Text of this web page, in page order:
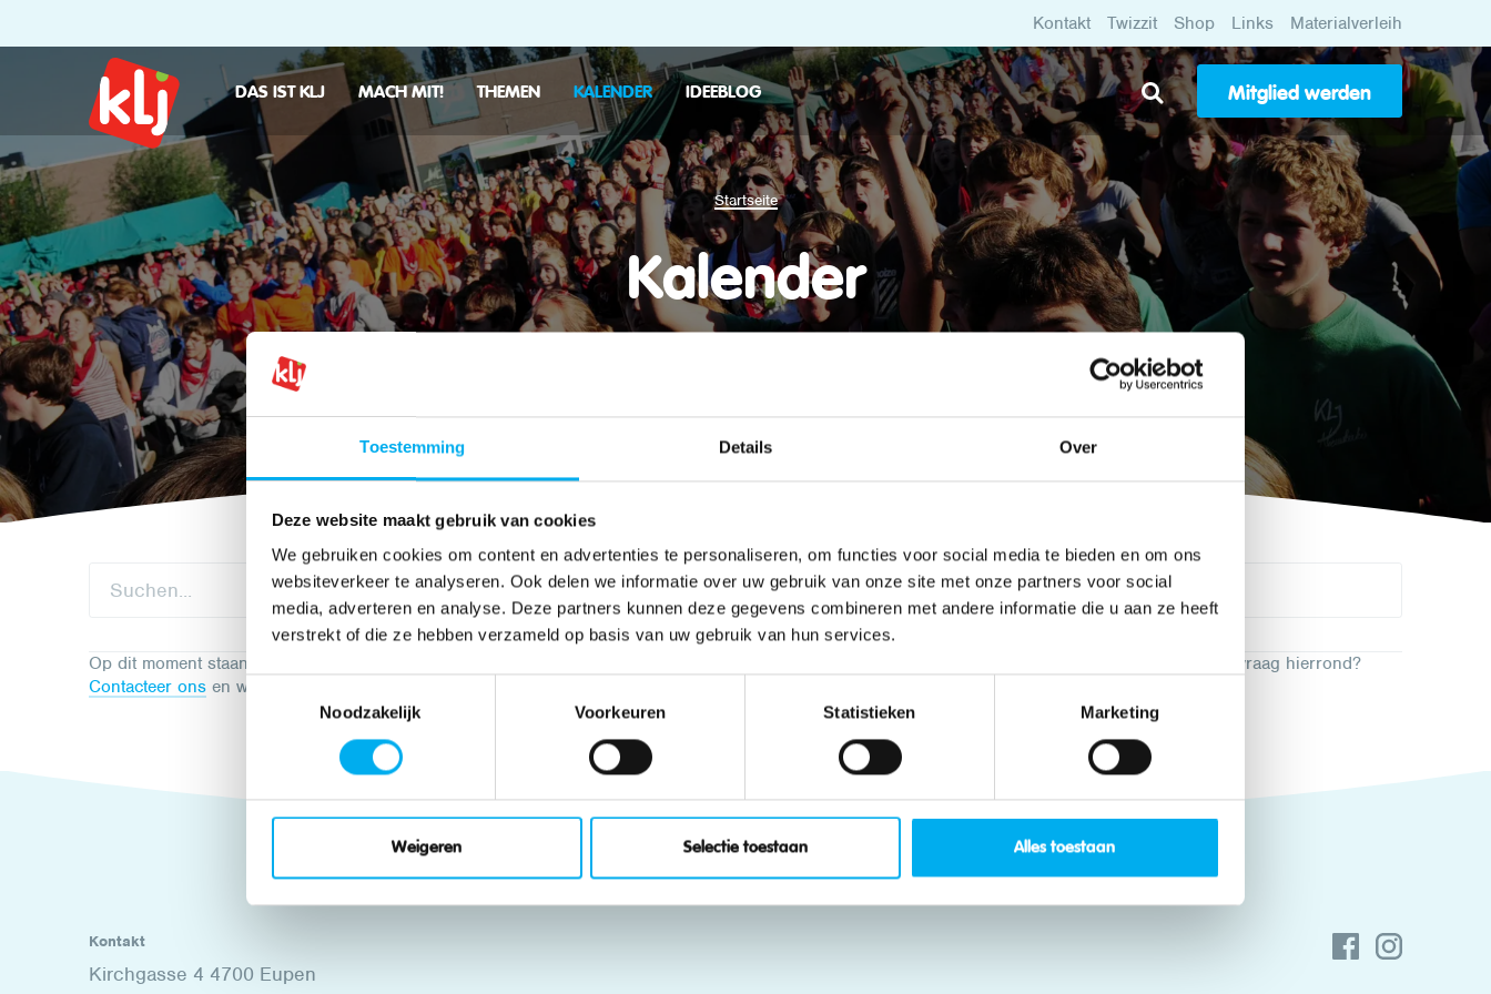
Toestemming Details Over
Deze website maakt gebruik van cookies
We gebruiken cookies om content en advertenties te personaliseren, om functies voor social media te bieden en om ons
websiteverkeer te analyseren. Ook delen we informatie over uw gebruik van onze site met onze partners voor social
media, adverteren en analyse. Deze partners kunnen deze gegevens combineren met andere informatie die u aan ze heeft
verstrekt of die ze hebben verzameld op basis van uw gebruik van hun services.
Toestemmingsselectie
Noodzakelijk
Voorkeuren Statistieken Marketing
Weigeren Selectie toestaan Alles toestaan
Kontakt Twizzit Shop Links Materialverleih
DAS IST KLJ MACH MIT! THEMEN KALENDER IDEEBLOG Mitglied werden
Startseite
Kalender
Die Tatsache, dass KLJ-Mitglieder gern in der Gesellschaft des anderen bleiben,
ist allgemein bekannt. Aus diesem Grund organisiert KLJ regelmäßig eine Reihe
Op dit moment staan er voor deze zoekopdracht nog geen evenementen in de online kalender. Kom later opnieuw kijken. Toch alvast een dringende vraag hierrond?
Contacteer ons en we helpen je graag verder.
Kontakt
Kirchgasse 4 4700 Eupen